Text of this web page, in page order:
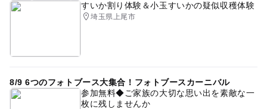
ちいさい子供でも楽しめる
参加無料 0歳イベント 1歳おでかけ
0・1・2歳の赤ちゃん 2歳おでかけ
すいか割り体験＆小玉すいかの疑似収穫体験
埼玉県上尾市
8/9 6つのフォトブース大集合！フォトブースカーニバル
参加無料◆ご家族の大切な思い出を素敵な一
枚に残しませんか